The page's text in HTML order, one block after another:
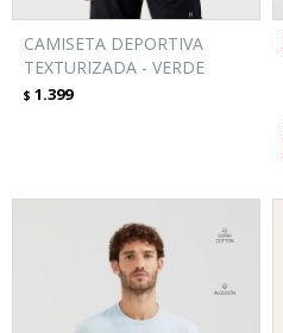
CAMISETA DEPORTIVA
TEXTURIZADA - VERDE
$ 1.399